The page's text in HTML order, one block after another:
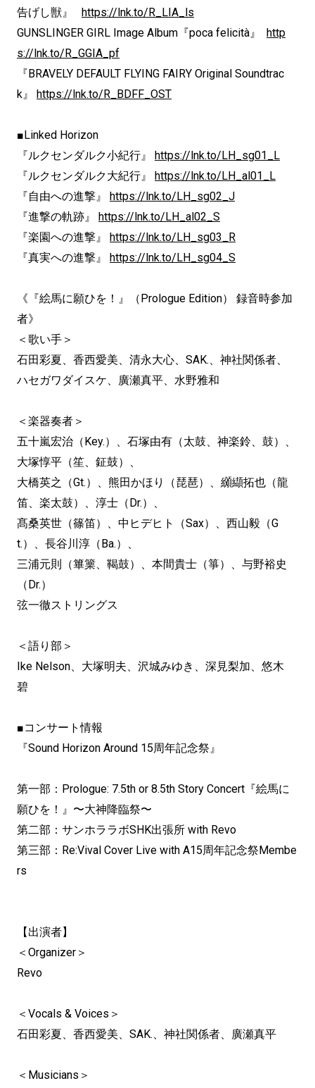
告げし獣』
https://lnk.to/R_LIA_ls
GUNSLINGER GIRL Image Album『poca felicità』
http
s://lnk.to/R_GGIA_pf
『BRAVELY DEFAULT FLYING FAIRY Original Soundtrac
k』
https://lnk.to/R_BDFF_OST
■Linked Horizon
『ルクセンダルク小紀行』
https://lnk.to/LH_sg01_L
『ルクセンダルク大紀行』
https://lnk.to/LH_al01_L
『自由への進撃』
https://lnk.to/LH_sg02_J
『進撃の軌跡』
https://lnk.to/LH_al02_S
『楽園への進撃』
https://lnk.to/LH_sg03_R
『真実への進撃』
https://lnk.to/LH_sg04_S
《『絵馬に願ひを！』（Prologue Edition） 録音時参加
者》
＜歌い手＞
石田彩夏、香西愛美、清永大心、SAK.、神社関係者、
ハセガワダイスケ、廣瀬真平、水野雅和
＜楽器奏者＞
五十嵐宏治（Key.）、石塚由有（太鼓、神楽鈴、鼓）、
大塚惇平（笙、鉦鼓）、
大橋英之（Gt.）、熊田かほり（琵琶）、纐纈拓也（龍
笛、楽太鼓）、淳士（Dr.）、
髙桑英世（篠笛）、中ヒデヒト（Sax）、西山毅（G
t.）、長谷川淳（Ba.）、
三浦元則（篳篥、鞨鼓）、本間貴士（箏）、与野裕史
（Dr.）
弦一徹ストリングス
＜語り部＞
Ike Nelson、大塚明夫、沢城みゆき、深見梨加、悠木
碧
■コンサート情報
『Sound Horizon Around 15周年記念祭』
第一部：Prologue: 7.5th or 8.5th Story Concert『絵馬に
願ひを！』〜大神降臨祭〜
第二部：サンホララボSHK出張所 with Revo
第三部：Re:Vival Cover Live with A15周年記念祭Membe
rs
【出演者】
＜Organizer＞
Revo
＜Vocals & Voices＞
石田彩夏、香西愛美、SAK.、神社関係者、廣瀬真平
＜Musicians＞